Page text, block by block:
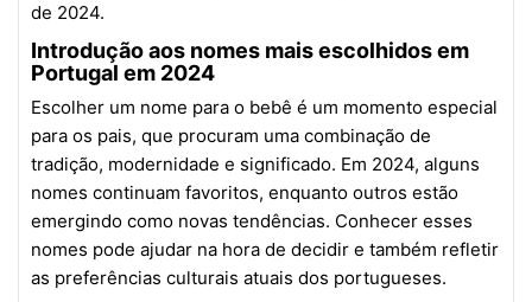
de 2024.
Introdução aos nomes mais escolhidos em
Portugal em 2024
Escolher um nome para o bebê é um momento especial
para os pais, que procuram uma combinação de
tradição, modernidade e significado. Em 2024, alguns
nomes continuam favoritos, enquanto outros estão
emergindo como novas tendências. Conhecer esses
nomes pode ajudar na hora de decidir e também refletir
as preferências culturais atuais dos portugueses.